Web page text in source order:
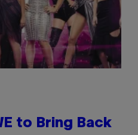
to Bring Back